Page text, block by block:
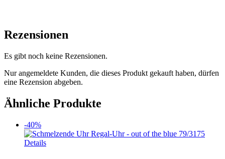
Rezensionen
Es gibt noch keine Rezensionen.
Nur angemeldete Kunden, die dieses Produkt gekauft haben, dürfen
eine Rezension abgeben.
Ähnliche Produkte
-40%
Details